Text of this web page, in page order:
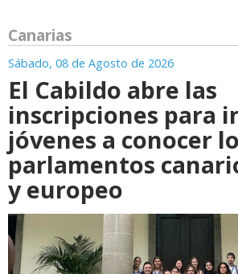
Canarias
Sábado, 08 de Agosto de 2026
El Cabildo abre las
inscripciones para
jóvenes a conocer
parlamentos
y europeo